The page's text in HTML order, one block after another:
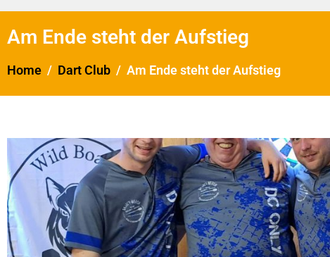
Am Ende steht der Aufstieg
Home Dart Club Am Ende steht der Aufstieg